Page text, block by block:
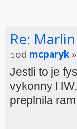
Re:
od mcparyk
Jestli to je
vykonny
preplnila